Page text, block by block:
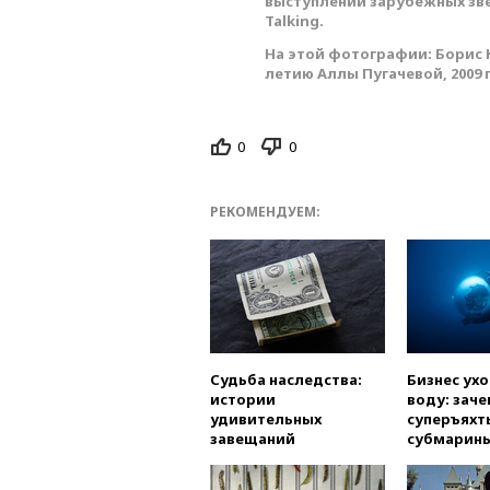
Talking.
На этой фотографии: Борис
летию Аллы Пугачевой,
0 0
РЕКОМЕНДУЕМ:
Судьба наследства:
истории
удивительных
завещаний
Бизнес
воду: